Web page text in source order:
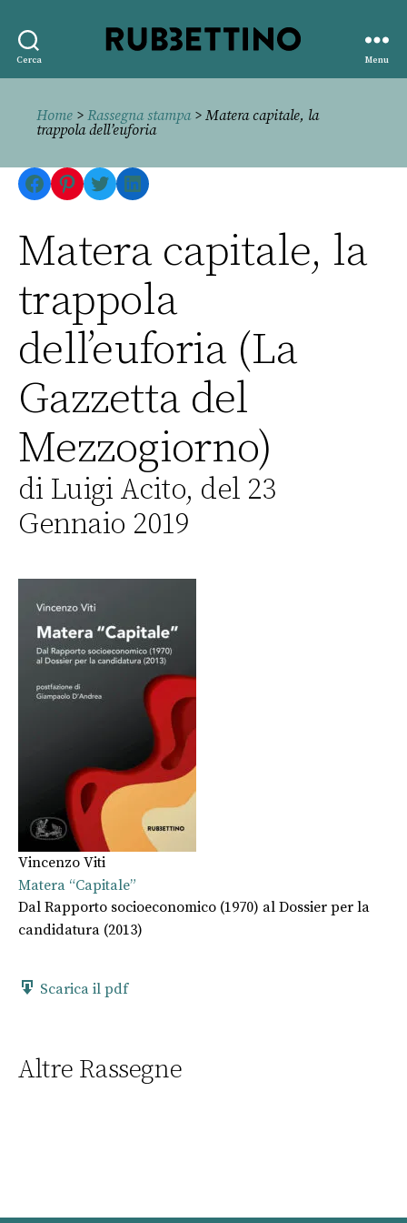
Cerca
editore
Menu
Home > Rassegna stampa> Matera capitale, la
trappola dell’euforia
Facebook
Pinterest
TwitterLinkedIn
Matera capitale, la
trappola
dell’euforia (La
Gazzetta del
Mezzogiorno)
di Luigi Acito, del 23
Gennaio 2019
Vincenzo Viti
Matera “Capitale”
Dal Rapporto socioeconomico (1970) al Dossier per la
candidatura (2013)
Scarica il pdf
Altre Rassegne